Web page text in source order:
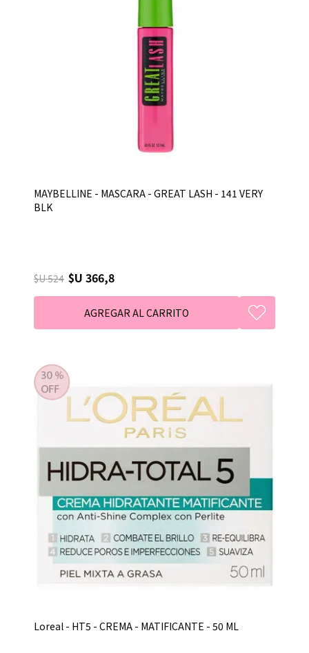
MAYBELLINE - MASCARA - GREAT LASH - 141 VERY
BLK
$U 524 $U 366,8
Loreal - HT5 - CREMA - MATIFICANTE - 50 ML